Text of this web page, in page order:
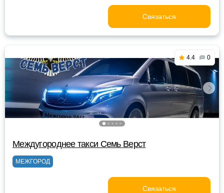
Связаться
4.4 0
Междугороднее такси Семь Верст
МЕЖГОРОД
Связаться